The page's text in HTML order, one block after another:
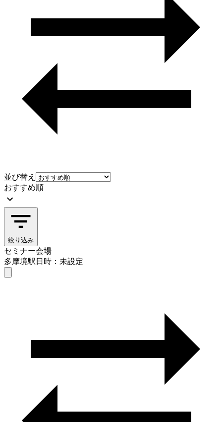
並び替え
おすすめ順
絞り込み
セミナー会場
多摩境駅日時：未設定